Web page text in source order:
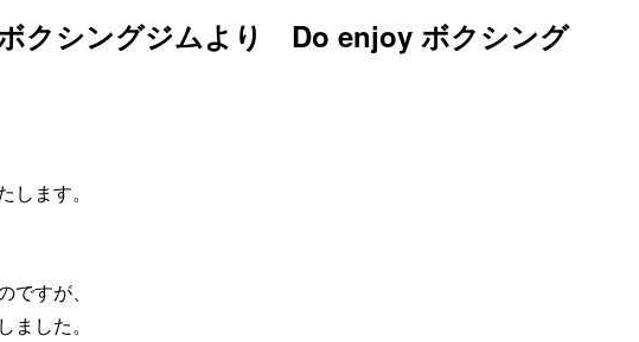
クシングジムより Do enjoy ボクシング
します。
ですが、
ました。